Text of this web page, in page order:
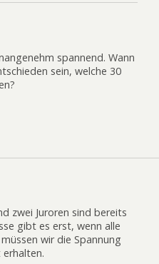
spannend. Wann
sein, welche 30
zwei Juroren sind bereits
gibt es erst, wenn alle
wir die Spannung